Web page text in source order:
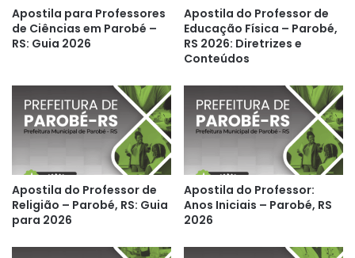
Apostila para Professores
de Ciências em Parobé –
RS: Guia 2026
Apostila do Professor de
Educação Física – Parobé,
RS 2026: Diretrizes e
Conteúdos
Apostila do Professor de
Religião – Parobé, RS: Guia
para 2026
Apostila do Professor:
Anos Iniciais – Parobé, RS
2026